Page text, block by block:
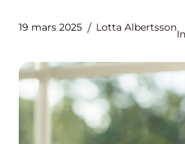
19 mars 2025 Lotta Albertsson